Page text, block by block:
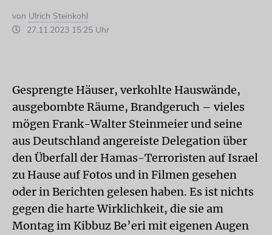
von Ulrich Steinkohl
27.11.2023 15:25 Uhr
Gesprengte Häuser, verkohlte Hauswände,
ausgebombte Räume, Brandgeruch – vieles
mögen Frank-Walter Steinmeier und seine
aus Deutschland angereiste Delegation über
den Überfall der Hamas-Terroristen auf Israel
zu Hause auf Fotos und in Filmen gesehen
oder in Berichten gelesen haben. Es ist nichts
gegen die harte Wirklichkeit, die sie am
Montag im Kibbuz Be’eri mit eigenen Augen